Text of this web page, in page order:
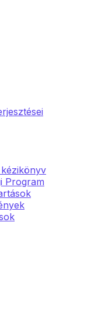
Program